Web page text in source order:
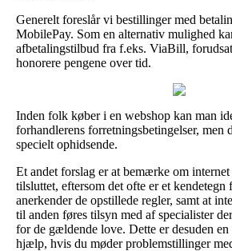
Generelt foreslår vi bestillinger med
MobilePay. Som en alternativ mulighed
afbetalingstilbud fra f.eks. ViaBill,
honorere pengene over tid.
Inden folk køber i en webshop kan man
forhandlerens forretningsbetingelser, men
specielt ophidsende.
Et andet forslag er at bemærke om
tilsluttet, eftersom det ofte er et kendetegn
anerkender de opstillede regler, samt at
til anden føres tilsyn med af specialister
for de gældende love. Dette er desuden
hjælp, hvis du møder problemstillinger